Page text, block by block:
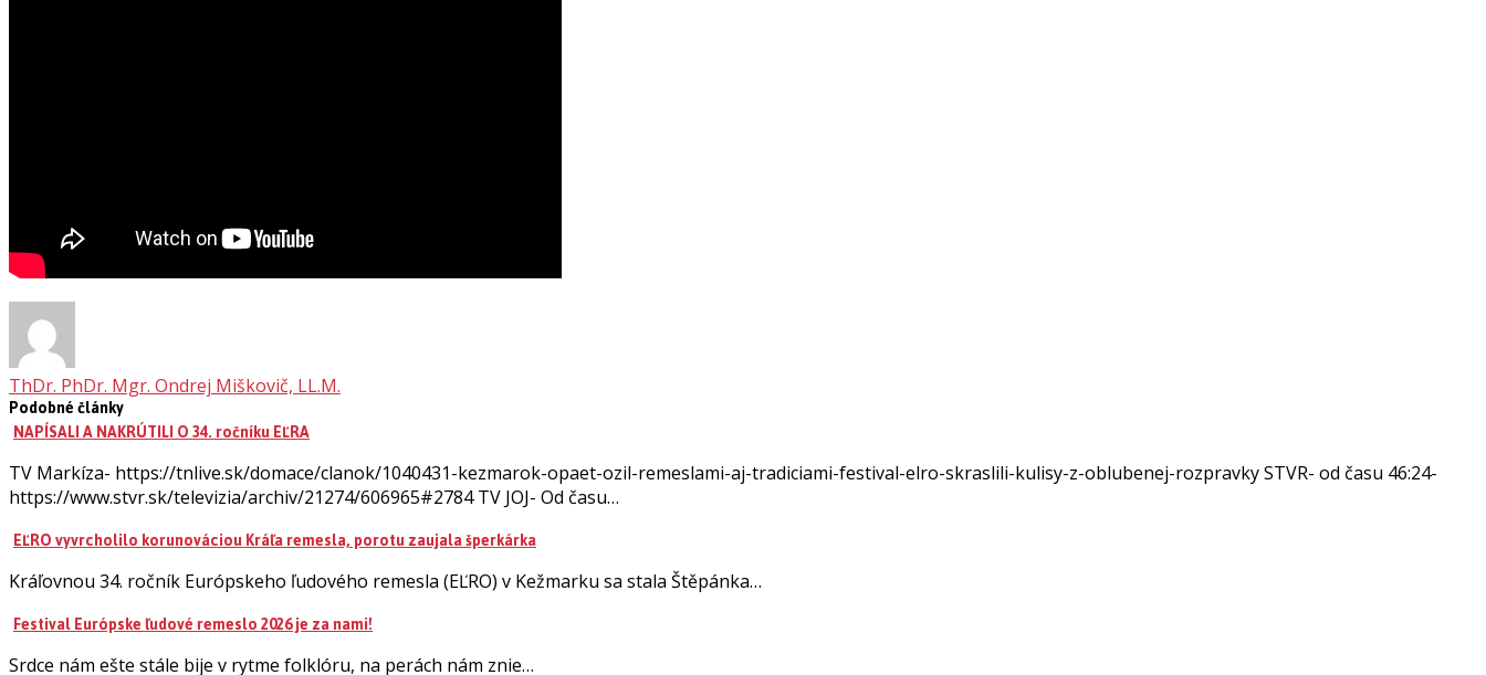
ThDr. PhDr. Mgr. Ondrej Miškovič, LL.M.
Podobné články
NAPÍSALI A NAKRÚTILI O 34. ročníku EĽRA
TV Markíza- https://tnlive.sk/domace/clanok/1040431-kezmarok-opaet-ozil-remeslami-aj-tradiciami-festival-elro-skraslili-kulisy-z-oblubenej-rozpravky STVR- od času 46:24-
https://www.stvr.sk/televizia/archiv/21274/606965#2784 TV JOJ- Od času…
EĽRO vyvrcholilo korunováciou Kráľa remesla, porotu zaujala šperkárka
Kráľovnou 34. ročník Európskeho ľudového remesla (EĽRO) v Kežmarku sa stala Štěpánka…
Festival Európske ľudové remeslo 2026 je za nami!
Srdce nám ešte stále bije v rytme folklóru, na perách nám znie…